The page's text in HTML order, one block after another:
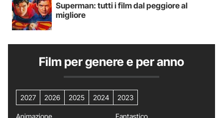
Superman: tutti i film dal peggiore al
migliore
Film per genere e per anno
2027 2026 2025 2024 2023
Animazione
Fantastico